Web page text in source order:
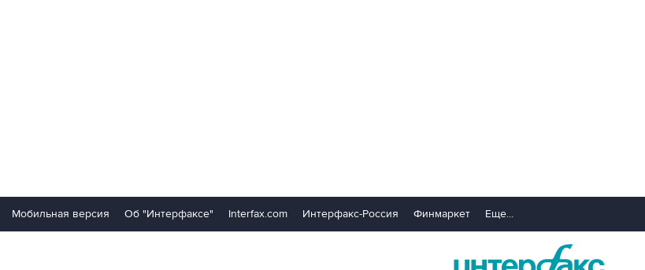
Мобильная версия Об "Интерфаксе" Interfax.com Интерфакс-Россия Финмаркет Еще...